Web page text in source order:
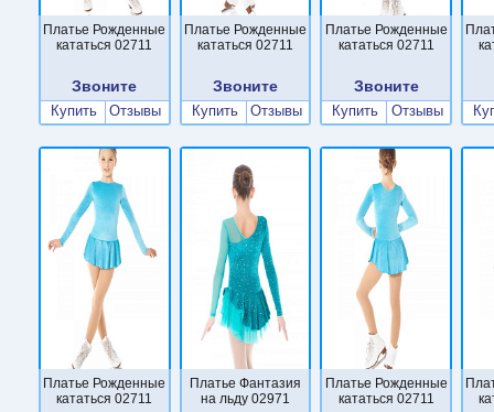
Платье Рожденные
кататься 02711
Звоните
Купить Отзывы
Платье Рожденные
кататься 02711
Звоните
Купить Отзывы
Платье Рожденные
кататься 02711
Звоните
Купить Отзывы
Платье Рожденные
кататься 02711
Платье Фантазия
на льду 02971
Платье Рожденные
кататься 02711